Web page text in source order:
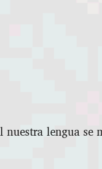
lengua se